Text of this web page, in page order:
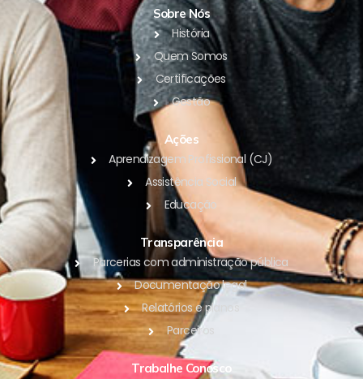
Sobre Nós
História
Quem Somos
Certificações
Gestão
Ações
Aprendizagem Profissional (CJ)
Assistência Social
Educação
Transparência
Parcerias com administração pública
Documentação legal
Relatórios e planos
Parceiros
Trabalhe Conosco